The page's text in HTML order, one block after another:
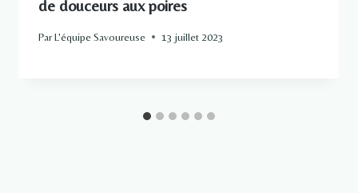
de douceurs aux poires
ParL'équipe Savoureuse 13 juillet 2023